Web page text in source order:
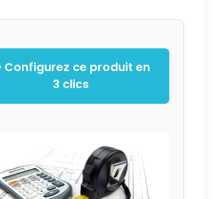
Configurez ce produit en
3 clics